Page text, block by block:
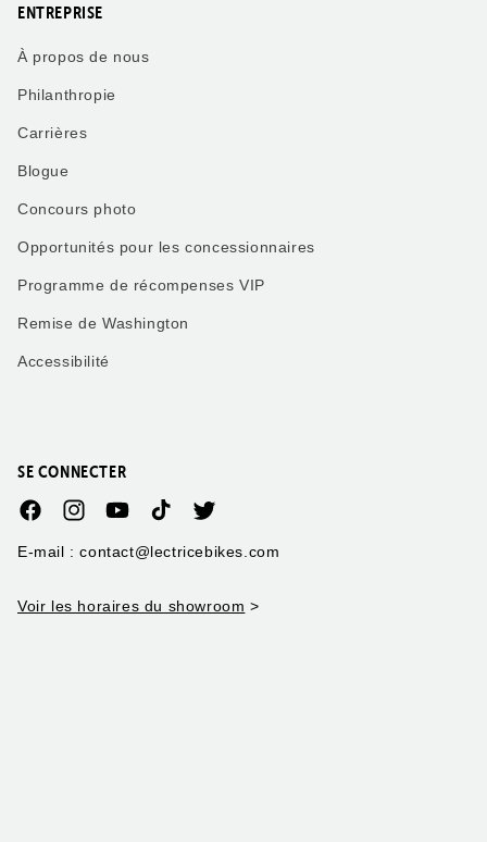
ENTREPRISE
À propos de nous
Philanthropie
Carrières
Blogue
Concours photo
Opportunités pour les concessionnaires
Programme de récompenses VIP
Remise de Washington
Accessibilité
SE CONNECTER
FacebookInstagramYouTubeTikTokTwitter
E-mail : contact@lectricebikes.com
Voir les horaires du showroom >